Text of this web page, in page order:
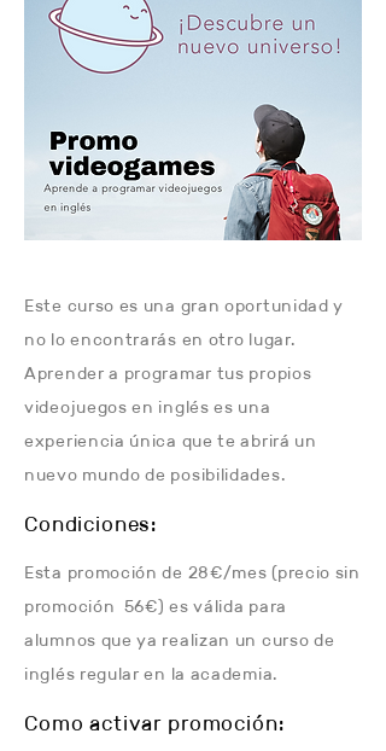
Este curso es una gran oportunidad y
no lo encontrarás en otro lugar.
Aprender a programar tus propios
videojuegos en inglés es una
experiencia única que te abrirá un
nuevo mundo de posibilidades.
Condiciones:
Esta promoción de 28€/mes (precio sin
promoción 56€) es válida para
alumnos que ya realizan un curso de
inglés regular en la academia.
Como activar promoción: